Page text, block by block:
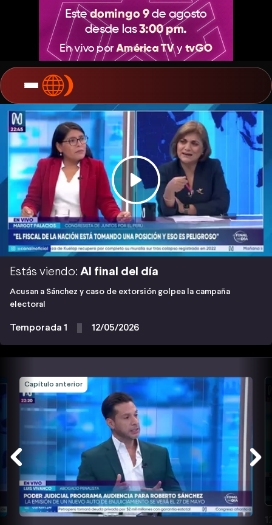
Estás viendo: Al final del día
Acusan a Sánchez y caso de extorsión golpea la campaña
electoral
Temporada 1 12/05/2026
Capítulo anterior